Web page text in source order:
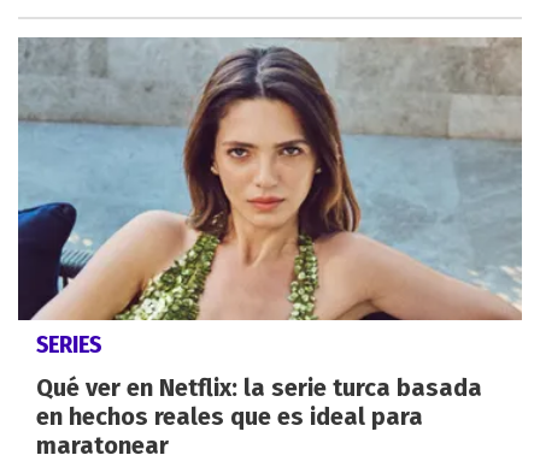
SERIES
Qué ver en Netflix: la serie turca basada
en hechos reales que es ideal para
maratonear